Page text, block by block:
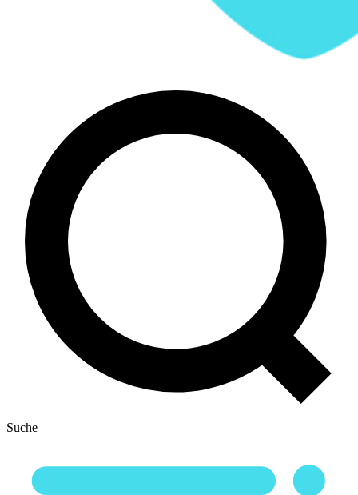
Suche